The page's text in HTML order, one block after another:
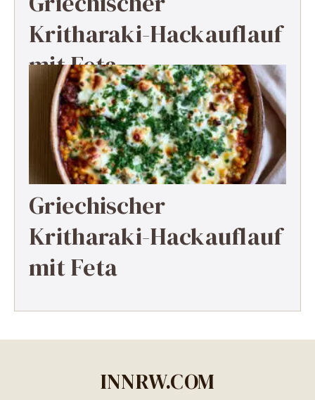
Kritharaki-Hackauflauf
mit Feta
Griechischer
Kritharaki-Hackauflauf
mit Feta
INNRW.COM